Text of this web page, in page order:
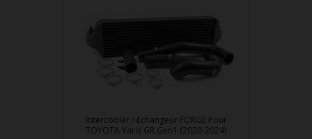
Intercooler / Echangeur FORGE Pour
TOYOTA Yaris GR Gen1 (2020-2024)